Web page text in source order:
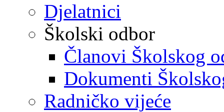
Djelatnici
Školski odbor
Članovi Školskog
Dokumenti
Radničko vijeće